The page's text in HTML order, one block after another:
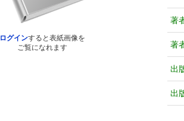
ログインすると表紙画像を
ご覧になれます
著
著
出
出